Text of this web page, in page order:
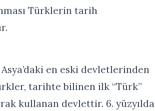
Türklerin tarih
en eski devletlerinden
tarihte bilinen ilk “Türk”
kullanan devlettir. 6. yüzyılda